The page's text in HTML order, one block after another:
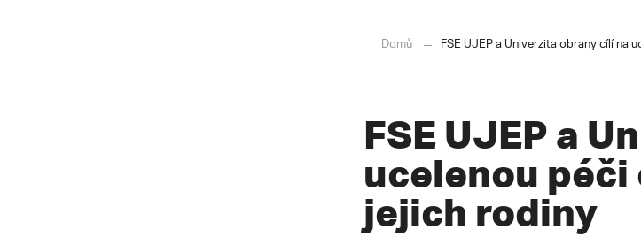
Domů FSE UJEP a Univerzita obrany cílí na
FSE UJEP a
ucelenou péči
jejich rodiny